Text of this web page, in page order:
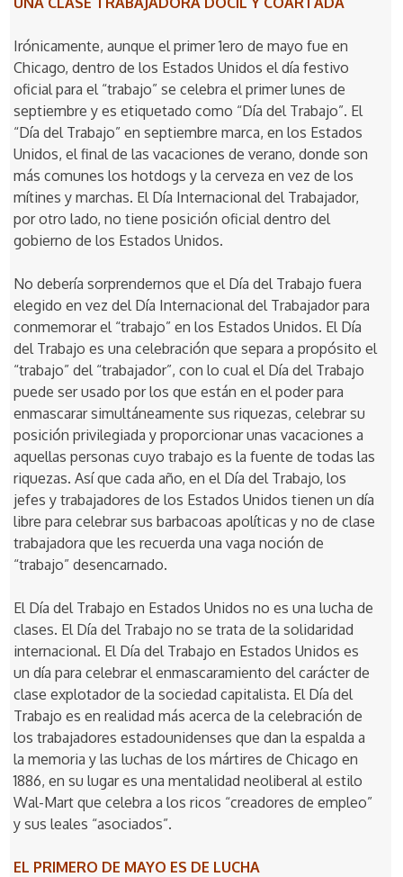
Irónicamente, aunque el primer 1ero de mayo fue en
Chicago, dentro de los Estados Unidos el día festivo
oficial para el “trabajo” se celebra el primer lunes de
septiembre y es etiquetado como “Día del Trabajo”. El
“Día del Trabajo” en septiembre marca, en los Estados
Unidos, el final de las vacaciones de verano, donde son
más comunes los hotdogs y la cerveza en vez de los
mítines y marchas. El Día Internacional del Trabajador,
por otro lado, no tiene posición oficial dentro del
gobierno de los Estados Unidos.
No debería sorprendernos que el Día del Trabajo fuera
elegido en vez del Día Internacional del Trabajador para
conmemorar el “trabajo” en los Estados Unidos. El Día
del Trabajo es una celebración que separa a propósito el
“trabajo” del “trabajador”, con lo cual el Día del Trabajo
puede ser usado por los que están en el poder para
enmascarar simultáneamente sus riquezas, celebrar su
posición privilegiada y proporcionar unas vacaciones a
aquellas personas cuyo trabajo es la fuente de todas las
riquezas. Así que cada año, en el Día del Trabajo, los
jefes y trabajadores de los Estados Unidos tienen un día
libre para celebrar sus barbacoas apolíticas y no de clase
trabajadora que les recuerda una vaga noción de
“trabajo” desencarnado.
El Día del Trabajo en Estados Unidos no es una lucha de
clases. El Día del Trabajo no se trata de la solidaridad
internacional. El Día del Trabajo en Estados Unidos es
un día para celebrar el enmascaramiento del carácter de
clase explotador de la sociedad capitalista. El Día del
Trabajo es en realidad más acerca de la celebración de
los trabajadores estadounidenses que dan la espalda a
la memoria y las luchas de los mártires de Chicago en
1886, en su lugar es una mentalidad neoliberal al estilo
Wal-Mart que celebra a los ricos “creadores de empleo”
y sus leales “asociados”.
EL PRIMERO DE MAYO ES DE LUCHA